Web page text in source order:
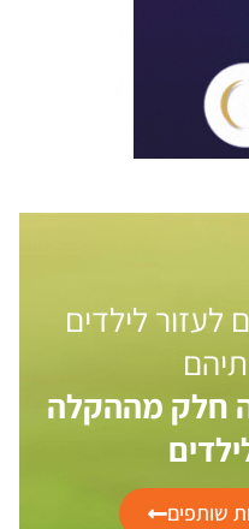
לעזור לילדים
חלק מההקלה
שותפים